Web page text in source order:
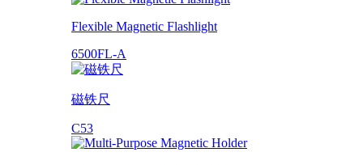
Flexible Magnetic Flashlight
6500FL-A
磁铁尺
C53